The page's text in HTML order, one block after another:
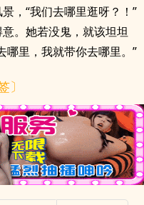
，“我们去哪里逛呀？！”
。她若没鬼，就该坦坦
哪里，我就带你去哪里。”
〕